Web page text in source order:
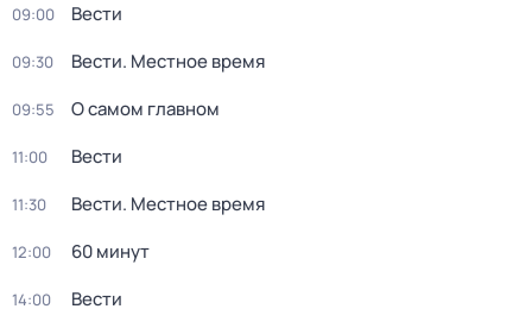
09:00 Вести
09:30 Вести. Местное время
09:55 О самом главном
11:00 Вести
11:30 Вести. Местное время
12:00 60 минут
14:00 Вести